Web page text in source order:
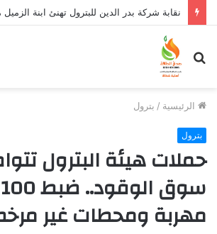
بحث
عن
الرئيسية / بترول
بترول
حملات هيئة البترول
مهربة ومحطات غير